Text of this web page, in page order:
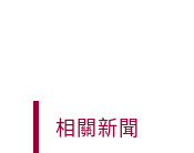
相關新聞